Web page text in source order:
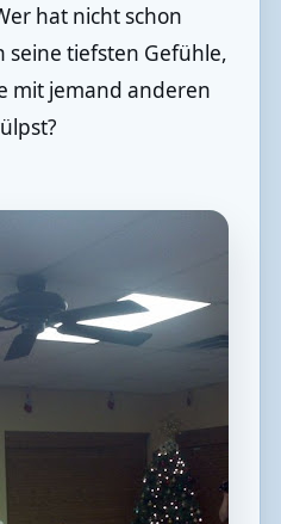
hat nicht schon
tiefsten Gefühle,
mit jemand anderen